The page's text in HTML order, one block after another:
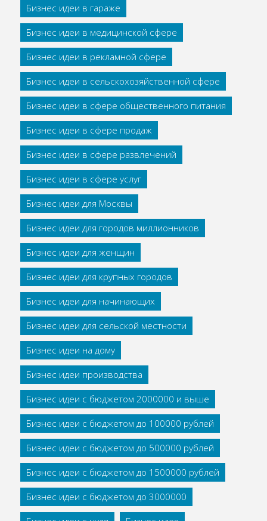
Бизнес идеи в гараже
Бизнес идеи в медицинской сфере
Бизнес идеи в рекламной сфере
Бизнес идеи в сельскохозяйственной сфере
Бизнес идеи в сфере общественного питания
Бизнес идеи в сфере продаж
Бизнес идеи в сфере развлечений
Бизнес идеи в сфере услуг
Бизнес идеи для Москвы
Бизнес идеи для городов миллионников
Бизнес идеи для женщин
Бизнес идеи для крупных городов
Бизнес идеи для начинающих
Бизнес идеи для сельской местности
Бизнес идеи на дому
Бизнес идеи производства
Бизнес идеи с бюджетом 2000000 и выше
Бизнес идеи с бюджетом до 100000 рублей
Бизнес идеи с бюджетом до 500000 рублей
Бизнес идеи с бюджетом до 1500000 рублей
Бизнес идеи с бюджетом до 3000000